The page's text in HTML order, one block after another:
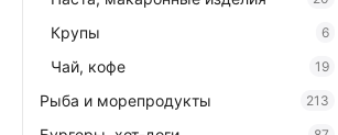
Крупы 6
Чай, кофе 19
Рыба и морепродукты 213